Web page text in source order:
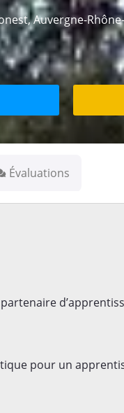
Auvergne-
Évaluations
pour un